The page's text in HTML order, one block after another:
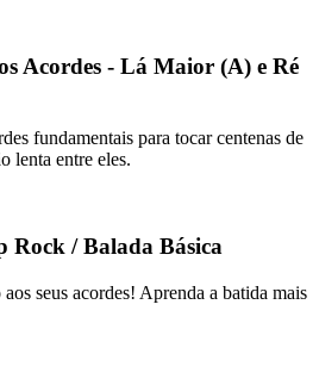
Acordes - Lá Maior (A) e Ré
fundamentais para tocar centenas de
lenta entre eles.
Rock / Balada Básica
seus acordes! Aprenda a batida mais